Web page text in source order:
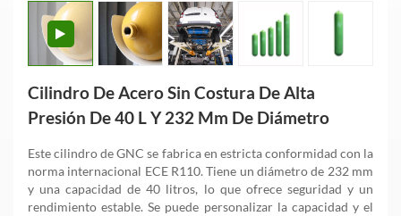
Cilindro De Acero Sin Costura De Alta
Presión De 40 L Y 232 Mm De Diámetro
Este cilindro de GNC se fabrica en estricta conformidad con la
norma internacional ECE R110. Tiene un diámetro de 232 mm
y una capacidad de 40 litros, lo que ofrece seguridad y un
rendimiento estable. Se puede personalizar la capacidad y el